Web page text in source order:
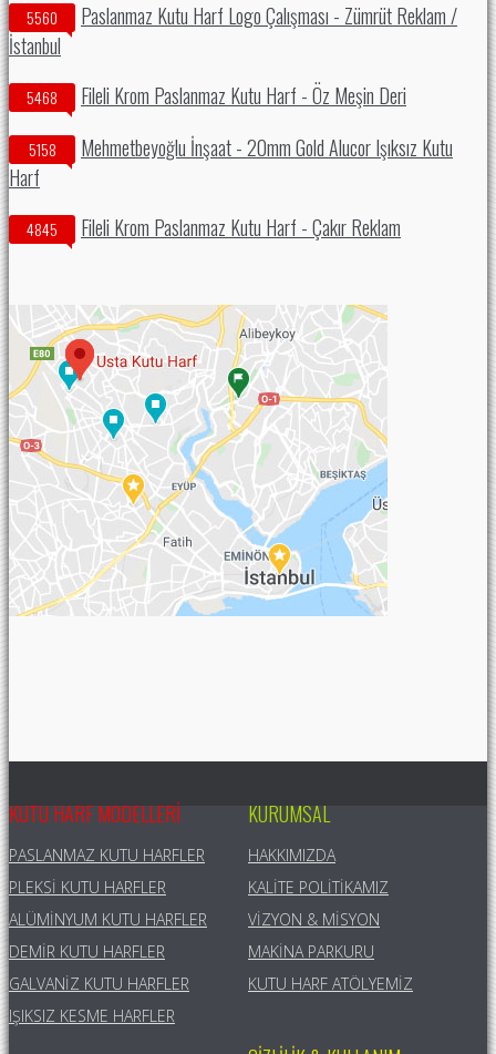
5560
Paslanmaz Kutu Harf Logo Çalışması - Zümrüt Reklam /
İstanbul
5468 Fileli Krom Paslanmaz Kutu Harf - Öz Meşin Deri
5158
Mehmetbeyoğlu İnşaat - 20mm Gold Alucor Işıksız Kutu
Harf
4845 Fileli Krom Paslanmaz Kutu Harf - Çakır Reklam
KUTU HARF MODELLERI
PASLANMAZ KUTU HARFLER
PLEKSI KUTU HARFLER
ALÜMINYUM KUTU HARFLER
DEMIR KUTU HARFLER
GALVANIZ KUTU HARFLER
IŞIKSIZ KESME HARFLER
KURUMSAL
HAKKIMIZDA
KALITE POLITIKAMIZ
VIZYON & MISYON
MAKINA PARKURU
KUTU HARF ATÖLYEMIZ